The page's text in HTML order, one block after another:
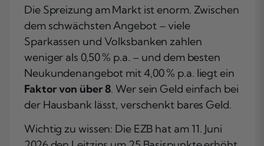
Die Spreizung am Markt ist enorm. Zwischen
dem schwächsten Angebot – viele
Sparkassen und Volksbanken zahlen
weniger als 0,50 % p.a. – und dem besten
Neukundenangebot mit 4,00 % p.a. liegt ein
Faktor von über 8. Wer sein Geld einfach bei
der Hausbank lässt, verschenkt bares Geld.
Wichtig zu wissen: Die EZB hat am 11. Juni